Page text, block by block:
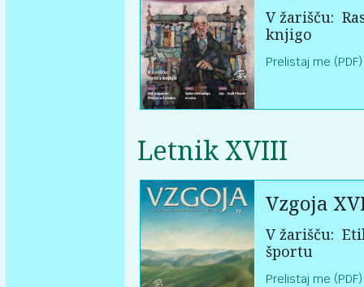
V žarišču:
knjigo
Prelistaj me (PDF)
Letnik XVIII
Vzgoja
V žarišču:
športu
Prelistaj me (PDF)